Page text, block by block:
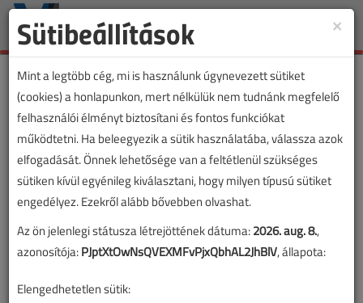
Toggle
×
Sütibeállítások
Mint a legtöbb cég, mi is használunk úgynevezett sütiket
(cookies) a honlapunkon, mert nélkülük nem tudnánk megfelelő
felhasználói élményt biztosítani és fontos funkciókat
működtetni. Ha beleegyezik a sütik használatába, válassza azok
elfogadását. Önnek lehetősége van a feltétlenül szükséges
sütiken kívül egyénileg kiválasztani, hogy milyen típusú sütiket
engedélyez. Ezekről alább bővebben olvashat.
Az ön jelenlegi státusza létrejöttének dátuma:2026. aug. 8.,
azonosítója:PJptXtOwNsQVEXMFvPjxQbhAL2JhBlV, állapota:
Elengedhetetlen sütik: